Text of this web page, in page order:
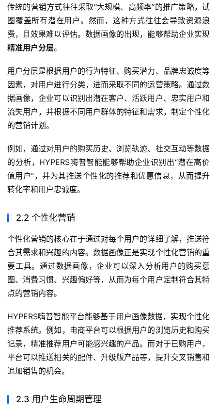
传统的营销方式往往采取“大规模、高频率”的推广策略，试
图覆盖所有潜在用户。然而，这种方式往往会导致资源浪
费，且效果难以评估。数据画像的出现，能够帮助企业实现
精准用户分层。
用户分层是根据用户的行为特征、购买潜力、品牌忠诚度等
因素，对用户进行分类，进而采取不同的运营策略。通过数
据画像，企业可以识别出潜在客户、活跃用户、忠实用户和
流失用户，并根据不同用户群体的特征和需求，制定个性化
的营销计划。
例如，通过对用户的购买历史、浏览轨迹、社交互动等数据
的分析，HYPERS嗨普智能能够帮助企业识别出“潜在高价
值用户”，并为其推送个性化的推荐和优惠信息，从而提升
转化率和用户忠诚度。
2.2 个性化营销
个性化营销的核心在于通过对每个用户的详细了解，推送符
合其需求和兴趣的内容。数据画像正是实现个性化营销的重
要工具。通过数据画像，企业可以深入分析用户的购买意
图、消费习惯、兴趣偏好等，从而为每个用户定制符合其特
点的营销内容。
HYPERS嗨普智能平台能够基于用户画像数据，实现个性化
推荐系统。例如，电商平台可以根据用户的浏览历史和购买
记录，精准推荐用户可能感兴趣的产品。而对于已购用户，
平台可以推送相关的配件、升级版产品等，提升交叉销售和
追加销售的机会。
2.3 用户生命周期管理